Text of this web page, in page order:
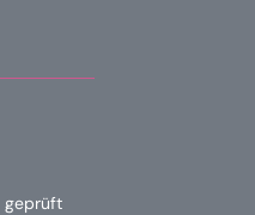
geprüft